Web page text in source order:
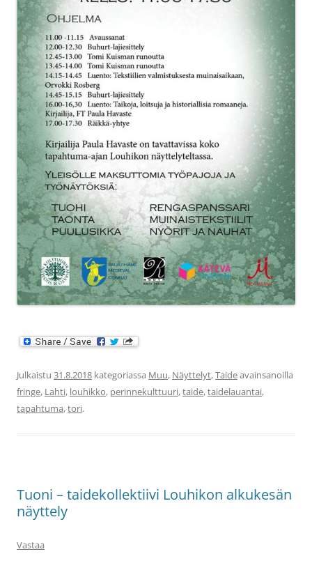
Julkaistu 31.8.2018 kategoriassa Muu, Näyttelyt,Taideavainsanoilla
fringe, Lahti, louhikko, perinnekulttuuri,taide,taidelauantai,
tapahtuma,tori.
Tuoni – taidekollektiivi Louhikon alkukesän
näyttely
Vastaa